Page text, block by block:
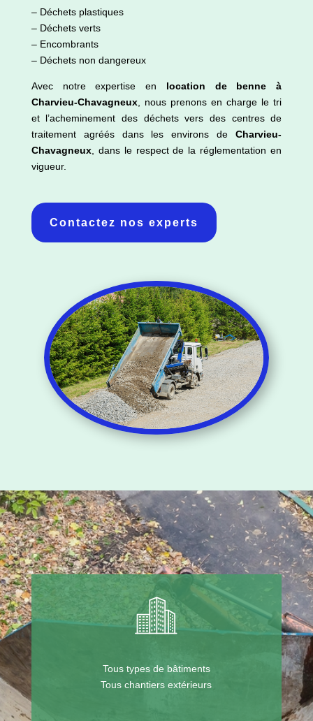
– Déchets plastiques
– Déchets verts
– Encombrants
– Déchets non dangereux
Avec notre expertise en location de benne à
Charvieu-Chavagneux, nous prenons en charge le tri
et l’acheminement des déchets vers des centres de
traitement agréés dans les environs deCharvieu-
Chavagneux, dans le respect de la réglementation en
vigueur.
Contactez nos experts
Tous types de bâtiments
Tous chantiers extérieurs